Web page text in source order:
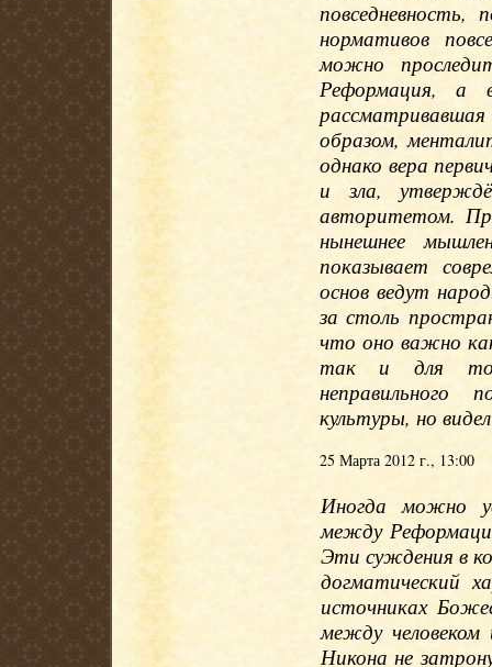
нормативов
можно
Реформация, а
образом,
однако вера
и зла,
авторитетом.
нынешнее
показывает
основ ведут
за столь
что оно важно
так и для
культуры, но
25 Марта 2012 г., 13:00
Иногда можно
между
Эти суждения в
догматический
источниках
между
Никона не